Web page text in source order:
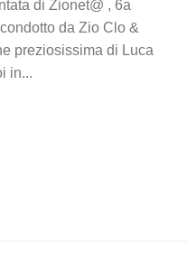
di Zionet@ , 6a
da Zio Clo &
preziosissima di Luca
in...